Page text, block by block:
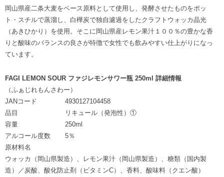
岡山県産二条大麦をベース原料として使用し、発酵させたものをポッ
ト・スチルで蒸溜し、白樺炭で独自濾過をしたクラフトウォッカ晶光
（あきひかり）を使用。そこに岡山県産レモン果汁１００％の豊かな香
りと酸味のバランスの良さが特徴で女性でも飲みやすい仕上がりになっ
ています。
FAGI LEMON SOUR ファジレモンサワー瓶 250ml 詳細情報
（ふぁじれもんさわー）
JANコード
4930127104458
品目
リキュール（発泡性）①
容量
250ml
アルコール度数
5％
原材料名
ウォッカ（岡山県製造）、レモン果汁（岡山県製造）、糖類（国内製
造）／炭酸、酸化防止剤（ビタミンC）、香料、酸味料（クエン酸）